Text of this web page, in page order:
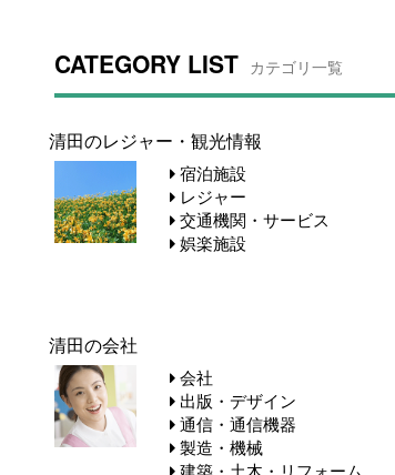
CATEGORY LIST カテゴリ一覧
清田のレジャー・観光情報
宿泊施設
レジャー
交通機関・サービス
娯楽施設
清田の会社
会社
出版・デザイン
通信・通信機器
製造・機械
建築・土木・リフォーム